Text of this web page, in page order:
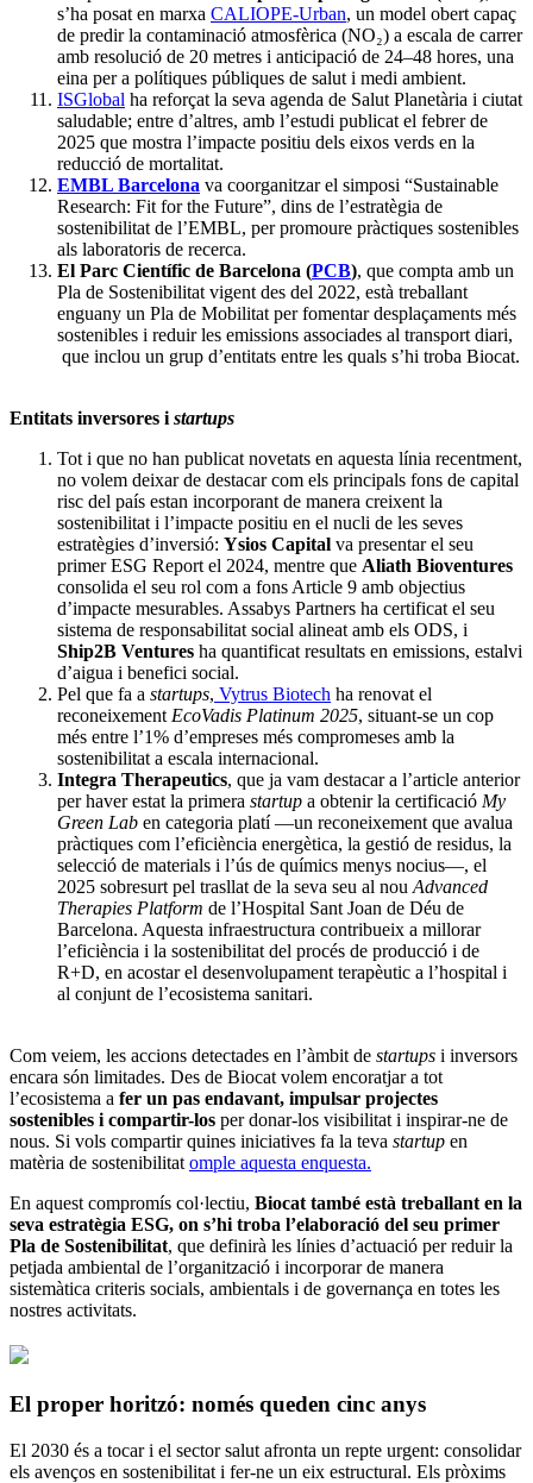
s’ha posat en marxa CALIOPE-Urban, un model obert capaç
de predir la contaminació atmosfèrica (NO₂) a escala de carrer
amb resolució de 20 metres i anticipació de 24–48 hores, una
eina per a polítiques públiques de salut i medi ambient.
ISGlobal ha reforçat la seva agenda de Salut Planetària i ciutat
saludable; entre d’altres, amb l’estudi publicat el febrer de
2025 que mostra l’impacte positiu dels eixos verds en la
reducció de mortalitat.
EMBL Barcelona va coorganitzar el simposi “Sustainable
Research: Fit for the Future”, dins de l’estratègia de
sostenibilitat de l’EMBL, per promoure pràctiques sostenibles
als laboratoris de recerca.
El Parc Científic de Barcelona (PCB), que compta amb un
Pla de Sostenibilitat vigent des del 2022, està treballant
enguany un Pla de Mobilitat per fomentar desplaçaments més
sostenibles i reduir les emissions associades al transport diari,
que inclou un grup d’entitats entre les quals s’hi troba Biocat.
Entitats inversores i startups
Tot i que no han publicat novetats en aquesta línia recentment,
no volem deixar de destacar com els principals fons de capital
risc del país estan incorporant de manera creixent la
sostenibilitat i l’impacte positiu en el nucli de les seves
estratègies d’inversió: Ysios Capital va presentar el seu
primer ESG Report el 2024, mentre que Aliath Bioventures
consolida el seu rol com a fons Article 9 amb objectius
d’impacte mesurables. Assabys Partners ha certificat el seu
sistema de responsabilitat social alineat amb els ODS, i
Ship2B Ventures ha quantificat resultats en emissions, estalvi
d’aigua i benefici social.
Pel que fa a startups, Vytrus Biotech ha renovat el
reconeixement EcoVadis Platinum 2025, situant-se un cop
més entre l’1% d’empreses més compromeses amb la
sostenibilitat a escala internacional.
Integra Therapeutics, que ja vam destacar a l’article anterior
per haver estat la primera startup a obtenir la certificació My
Green Lab en categoria platí —un reconeixement que avalua
pràctiques com l’eficiència energètica, la gestió de residus, la
selecció de materials i l’ús de químics menys nocius—, el
2025 sobresurt pel trasllat de la seva seu al nou Advanced
Therapies Platform de l’Hospital Sant Joan de Déu de
Barcelona. Aquesta infraestructura contribueix a millorar
l’eficiència i la sostenibilitat del procés de producció i de
R+D, en acostar el desenvolupament terapèutic a l’hospital i
al conjunt de l’ecosistema sanitari.
Com veiem, les accions detectades en l’àmbit de startups i inversors
encara són limitades. Des de Biocat volem encoratjar a tot
l’ecosistema a fer un pas endavant, impulsar projectes
sostenibles i compartir-los per donar-los visibilitat i inspirar-ne de
nous. Si vols compartir quines iniciatives fa la teva startup en
matèria de sostenibilitat omple aquesta enquesta.
En aquest compromís col·lectiu, Biocat també està treballant en la
seva estratègia ESG, on s’hi troba l’elaboració del seu primer
Pla de Sostenibilitat, que definirà les línies d’actuació per reduir la
petjada ambiental de l’organització i incorporar de manera
sistemàtica criteris socials, ambientals i de governança en totes les
nostres activitats.
El proper horitzó: només queden cinc anys
El 2030 és a tocar i el sector salut afronta un repte urgent: consolidar
els avenços en sostenibilitat i fer-ne un eix estructural. Els pròxims